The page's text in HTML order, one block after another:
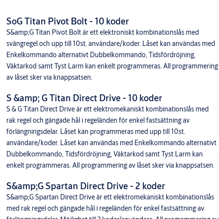
Programmeringsguide S&amp;G Spartan-Star Mode
SoG Titan Pivot Bolt - 10 koder
S&amp;G Titan Pivot Bolt är ett elektroniskt kombinationslås med
svängregel och upp till 10st. användare/koder. Låset kan användas med
Enkelkommando alternativt Dubbelkommando, Tidsfördröjning,
Väktarkod samt Tyst Larm kan enkelt programmeras. All programmering
av låset sker via knappsatsen.
S &amp; G Titan Direct Drive - 10 koder
S & G Titan Direct Drive är ett elektromekaniskt kombinationslås med
rak regel och gängade hål i regeländen för enkel fastsättning av
förlängningsdelar. Låset kan programmeras med upp till 10st.
användare/koder. Låset kan användas med Enkelkommando alternativt
Dubbelkommando, Tidsfördröjning, Väktarkod samt Tyst Larm kan
enkelt programmeras. All programmering av låset sker via knappsatsen.
S&amp;G Spartan Direct Drive - 2 koder
S&amp;G Spartan Direct Drive är ett elektromekaniskt kombinationslås
med rak regel och gängade hål i regeländen för enkel fastsättning av